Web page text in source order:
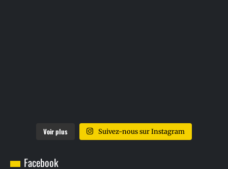
Voir plus Suivez-nous sur Instagram
Facebook